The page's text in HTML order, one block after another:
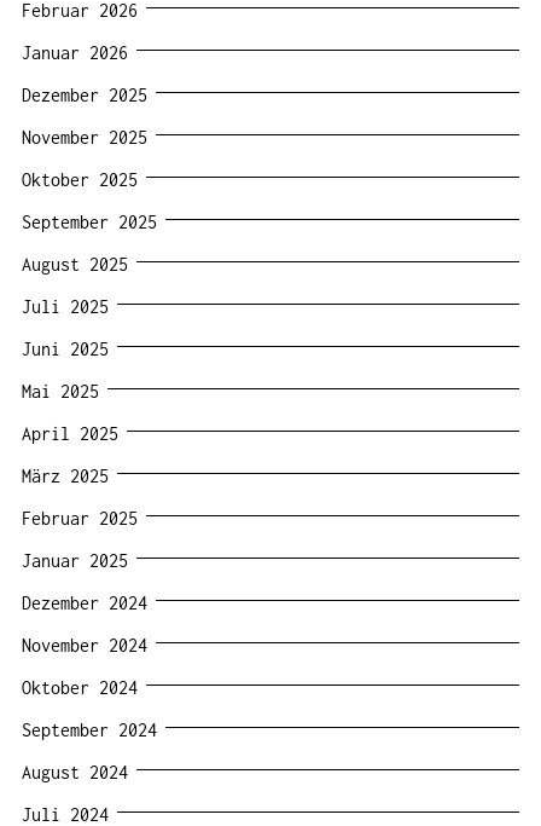
Februar 2026
Januar 2026
Dezember 2025
November 2025
Oktober 2025
September 2025
August 2025
Juli 2025
Juni 2025
Mai 2025
April 2025
März 2025
Februar 2025
Januar 2025
Dezember 2024
November 2024
Oktober 2024
September 2024
August 2024
Juli 2024